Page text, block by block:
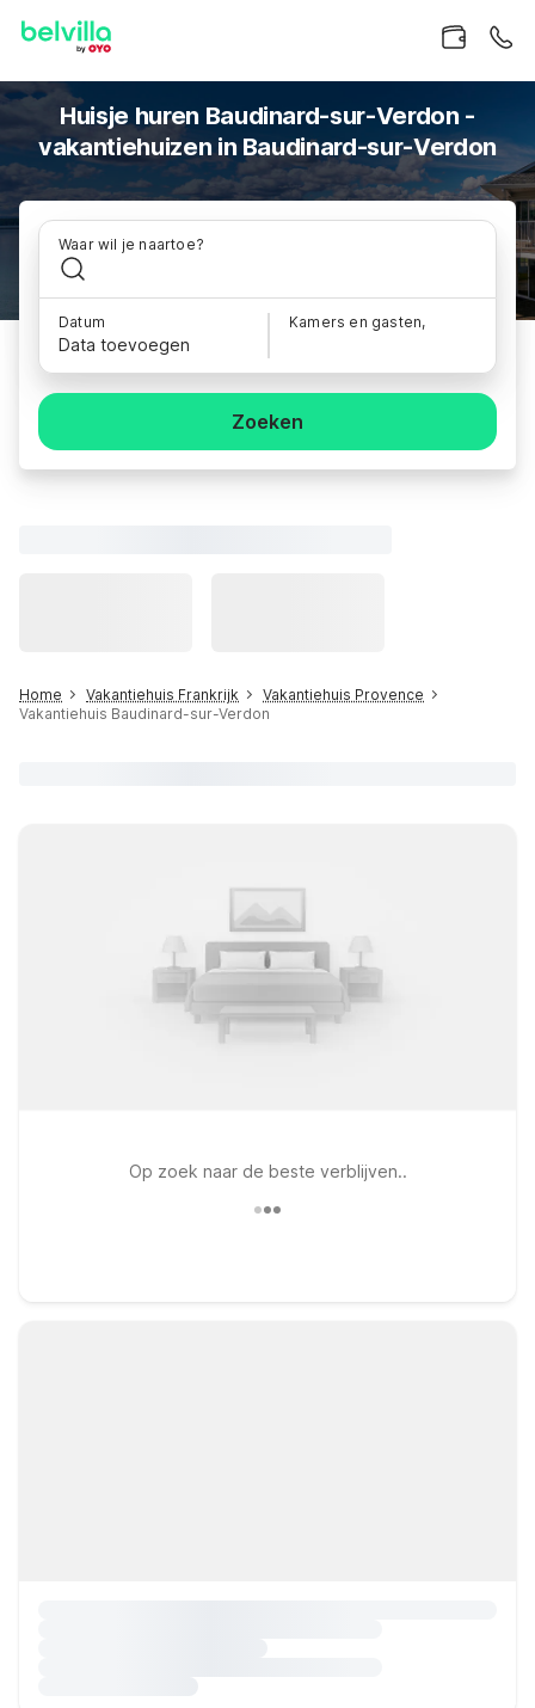
Huisje huren Baudinard-sur-Verdon -
vakantiehuizen in Baudinard-sur-Verdon
Waar wil je naartoe?
Datum
Data toevoegen
Kamers en gasten,
Zoeken
Home Vakantiehuis Frankrijk
Vakantiehuis Provence
Vakantiehuis Baudinard-sur-Verdon
Op zoek naar de beste verblijven..